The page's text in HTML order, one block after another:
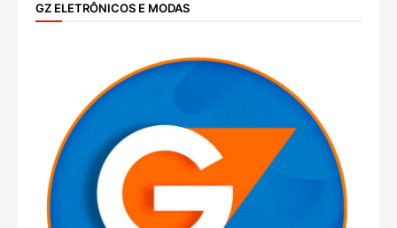
GZ ELETRÔNICOS E MODAS